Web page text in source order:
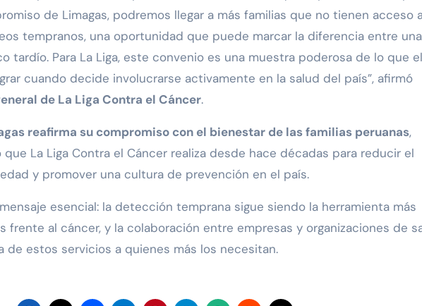
de Limagas, podremos llegar a más familias que no tienen acceso
tempranos, una oportunidad que puede marcar la diferencia entre
tardío. Para La Liga, este convenio es una muestra poderosa de lo que el
cuando decide involucrarse activamente en la salud del país”, afirmó
de La Liga Contra el Cáncer.
reafirma su compromiso con el bienestar de las familias peruanas,
La Liga Contra el Cáncer realiza desde hace décadas para reducir el
y promover una cultura de prevención en el país.
esencial: la detección temprana sigue siendo la herramienta más
frente al cáncer, y la colaboración entre empresas y organizaciones de
de estos servicios a quienes más los necesitan.